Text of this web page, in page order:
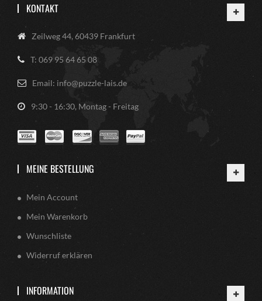
KONTAKT
Zeilweg 44, 60439 Frankfurt
T: 069 95 64 65 08
Email: info@puzzle-lais.de
9:30 - 16:30, Montag - Freitag
MEINE BESTELLUNG
Mein Account
Mein Warenkorb
Wunschliste
Widerruf erklären
INFORMATION